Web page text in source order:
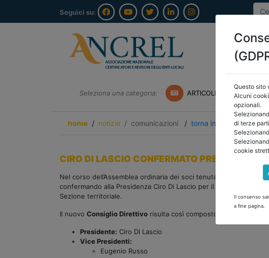
Seguici su:
Seleziona una categoria: ARTICOLI ANCREL
home notizie comunicazioni / torna indietro
CIRO DI LASCIO CONFERMATO PRESIDENTE DI
Nel corso dell’Assemblea ordinaria dei soci tenutasi il 10 giugno
confermando alla Presidenza Ciro Di Lascio per il prossimo
Sezione territoriale.
Il nuovo Consiglio Direttivo risulta così composto:
Presidente: Ciro Di Lascio
Vice Presidenti:
Eugenio Russo
Questo sito
Alcuni
opzionali.
di terze
cookie
Il consenso
a fine pagina.